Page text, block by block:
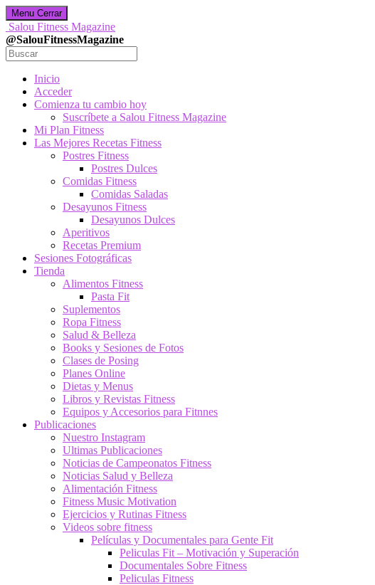
Menu Cerrar
Salou Fitness Magazine
@SalouFitnessMagazine
Inicio
Acceder
Comienza tu cambio hoy
Suscríbete a Salou Fitness Magazine
Mi Plan Fitness
Las Mejores Recetas Fitness
Postres Fitness
Postres Dulces
Comidas Fitness
Comidas Saladas
Desayunos Fitness
Desayunos Dulces
Aperitivos
Recetas Premium
Sesiones Fotográficas
Tienda
Alimentos Fitness
Pasta Fit
Suplementos
Ropa Fitness
Salud & Belleza
Books y Sesiones de Fotos
Clases de Posing
Planes Online
Dietas y Menus
Libros y Revistas Fitness
Equipos y Accesorios para Fitnnes
Publicaciones
Nuestro Instagram
Ultimas Publicaciones
Noticias de Campeonatos Fitness
Noticias Salud y Belleza
Alimentación Fitness
Fitness Music Motivation
Ejercicios y Rutinas Fitness
Videos sobre fitness
Películas y Documentales para Gente Fit
Peliculas Fit – Motivación y Superación
Documentales Sobre Fitness
Peliculas Fitness